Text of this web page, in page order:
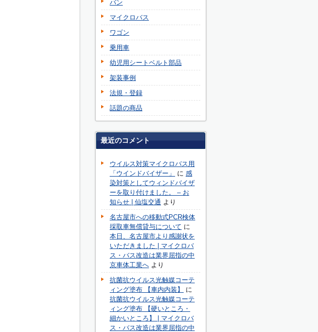
バン
マイクロバス
ワゴン
乗用車
幼児用シートベルト部品
架装事例
法規・登録
話題の商品
最近のコメント
ウイルス対策マイクロバス用
「ウインドバイザー」
に 感
染対策としてウィンドバイザ
ーを取り付けました。 – お
知らせ | 仙塩交通 より
名古屋市への移動式PCR検体
採取車無償貸与について に
本日、名古屋市より感謝状を
いただきました | マイクロバ
ス・バス改造は業界屈指の中
京車体工業へ より
抗菌抗ウイルス光触媒コーテ
ィング塗布 【車内内装】
に
抗菌抗ウイルス光触媒コーテ
ィング塗布 【硬いところ・
細かいところ】 | マイクロバ
ス・バス改造は業界屈指の中